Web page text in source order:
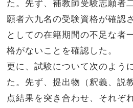
た。先ず、補教師受験志願者
願者六九名の受験資格が確認
としての在籍期間の不足な者
格がないことを確認した。
更に、試験について次のよう
た。先ず、提出物（釈義、説
点結果を突き合わせ、それぞ